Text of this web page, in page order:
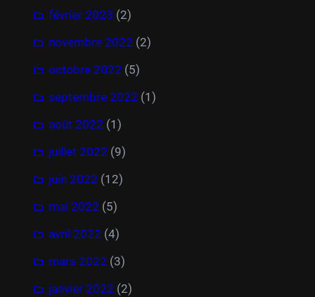
février 2023 (2)
novembre 2022 (2)
octobre 2022 (5)
septembre 2022 (1)
août 2022 (1)
juillet 2022 (9)
juin 2022 (12)
mai 2022 (5)
avril 2022 (4)
mars 2022 (3)
janvier 2022 (2)